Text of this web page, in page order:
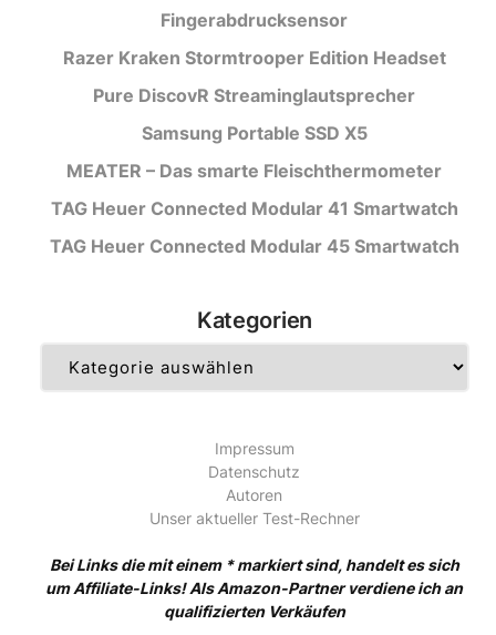
Fingerabdrucksensor
Razer Kraken Stormtrooper Edition Headset
Pure DiscovR Streaminglautsprecher
Samsung Portable SSD X5
MEATER – Das smarte Fleischthermometer
TAG Heuer Connected Modular 41 Smartwatch
TAG Heuer Connected Modular 45 Smartwatch
Kategorien
Impressum
Datenschutz
Autoren
Unser aktueller Test-Rechner
Bei Links die mit einem * markiert sind, handelt es sich
um Affiliate-Links! Als Amazon-Partner verdiene ich an
qualifizierten Verkäufen